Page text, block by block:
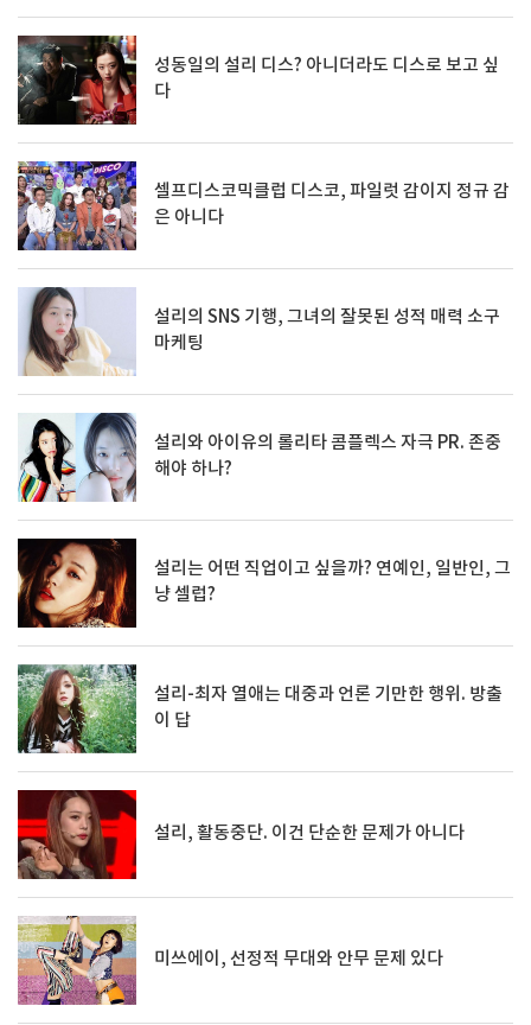
성동일의 설리 디스? 아니더라도 디스로 보고 싶
다
셀프디스코믹클럽 디스코, 파일럿 감이지 정규 감
은 아니다
설리의 SNS 기행, 그녀의 잘못된 성적 매력 소구
마케팅
설리와 아이유의 롤리타 콤플렉스 자극 PR. 존중
해야 하나?
설리는 어떤 직업이고 싶을까? 연예인, 일반인, 그
냥 셀럽?
설리-최자 열애는 대중과 언론 기만한 행위. 방출
이 답
설리, 활동중단. 이건 단순한 문제가 아니다
미쓰에이, 선정적 무대와 안무 문제 있다